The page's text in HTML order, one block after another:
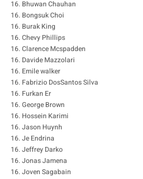
16. Bhuwan Chauhan
16. Bongsuk Choi
16. Burak King
16. Chevy Phillips
16. Clarence Mcspadden
16. Davide Mazzolari
16. Emile walker
16. Fabrizio DosSantos Silva
16. Furkan Er
16. George Brown
16. Hossein Karimi
16. Jason Huynh
16. Je Endrina
16. Jeffrey Darko
16. Jonas Jamena
16. Joven Sagabain